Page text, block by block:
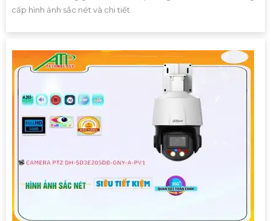
cấp hình ảnh sắc nét và chi tiết